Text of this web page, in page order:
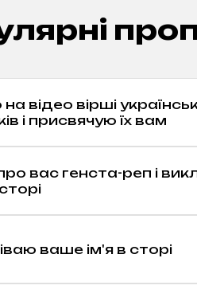
відео вірші
і присвячую їх вам
вас генста-реп і
ваше ім'я в сторі